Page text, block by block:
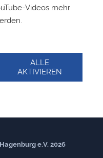
Videos mehr
ALLE
AKTIVIEREN
e.V. 2026